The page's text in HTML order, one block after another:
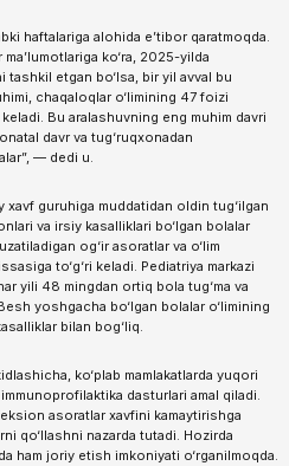
haftalariga alohida e’tibor qaratmoqda.
ko‘ra, 2025-yilda
etgan bo‘lsa, bir yil avval bu
chaqaloqlar o‘limining 47 foizi
Bu aralashuvning eng muhim davri
davr va tug‘ruqxonadan
— dedi u.
xavf guruhiga muddatidan oldin tug‘ilgan
va irsiy kasalliklari bo‘lgan bolalar
og‘ir asoratlar va o‘lim
to‘g‘ri keladi. Pediatriya markazi
yili 48 mingdan ortiq bola tug‘ma va
yoshgacha bo‘lgan bolalar o‘limining
bilan bog‘liq.
ko‘plab mamlakatlarda yuqori
dasturlari amal qiladi.
asoratlar xavfini kamaytirishga
qo‘llashni nazarda tutadi. Hozirda
ham joriy etish imkoniyati o‘rganilmoqda.